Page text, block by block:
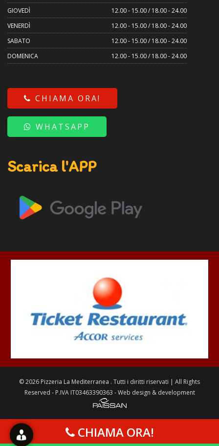
GIOVEDÌ
12.00 - 15.00 / 18.00 - 24.00
VENERDÌ
12.00 - 15.00 / 18.00 - 24.00
SABATO
12.00 - 15.00 / 18.00 - 24.00
DOMENICA
12.00 - 15.00 / 18.00 - 24.00
CHIAMA ORA!
WHATSAPP
Scarica l'APP
©2026 Pizzeria La Mediterranea . Tutti i diritti riservati | All Rights
Reserved - P.IVA IT03463390363 - Web design & development
CHIAMA ORA!